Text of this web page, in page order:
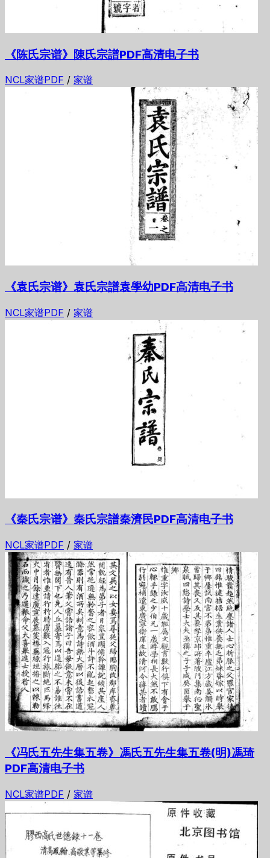
《陈氏宗谱》陳氏宗譜PDF高清电子书
NCL家谱PDF / 家谱
《袁氏宗谱》袁氏宗譜袁學幼PDF高清电子书
NCL家谱PDF / 家谱
《秦氏宗谱》秦氏宗譜秦濟民PDF高清电子书
NCL家谱PDF / 家谱
《冯氏五先生集五卷》馮氏五先生集五卷(明)馮琦
PDF高清电子书
NCL家谱PDF / 家谱